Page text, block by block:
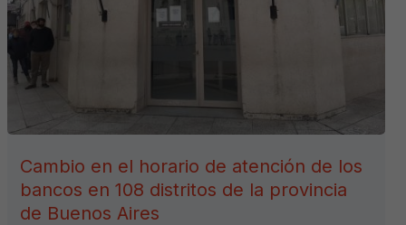
Cambio en el horario de atención de los
bancos en 108 distritos de la provincia
de Buenos Aires